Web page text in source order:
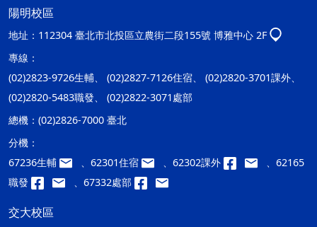
陽明校區
地址： 112304 臺北市北投區立農街二段155號 博雅中心 2F
專線：
(02)2823-9726生輔、 (02)2827-7126住宿、 (02)2820-3701課外、
(02)2820-5483職發、 (02)2822-3071處部
總機： (02)2826-7000 臺北
分機：
67236生輔
、62301住宿 、62302課外
、62165
職發
、67332處部
交大校區